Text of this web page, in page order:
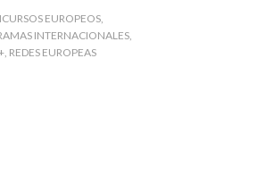
EUROPEOS,
INTERNACIONALES,
, REDES EUROPEAS